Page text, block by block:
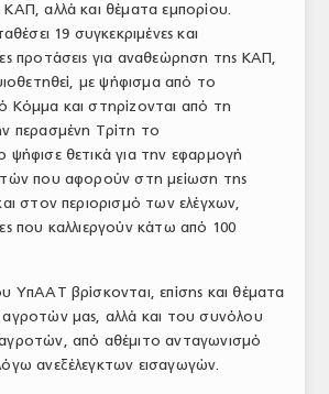
αλλά και θέματα εμπορίου.
19 συγκεκριμένες και
προτάσεις για αναθεώρηση της ΚΑΠ,
με ψήφισμα από το
Κόμμα και στηρίζονται από τη
περασμένη Τρίτη το
ψήφισε θετικά για την εφαρμογή
που αφορούν στη μείωση της
στον περιορισμό των ελέγχων,
που καλλιεργούν κάτω από 100
ΥπΑΑΤ βρίσκονται, επίσης και θέματα
μας, αλλά και του συνόλου
από αθέμιτο ανταγωνισμό
ανεξέλεγκτων εισαγωγών.